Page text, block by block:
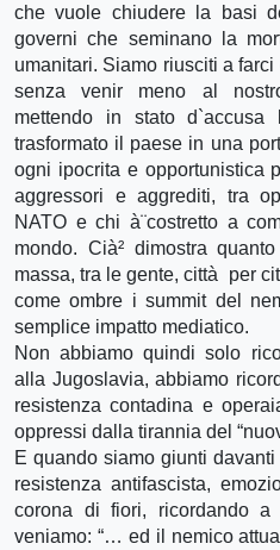
che vuole chiudere la basi
governi che seminano la
umanitari. Siamo riusciti a
senza venir meno al
mettendo in stato
trasformato il paese in una
ogni ipocrita e opportunistica
aggressori e aggrediti, tra
NATO e chi à¨costretto a
mondo. Cià² dimostra
massa, tra le gente, città per
come ombre i summit del
semplice impatto mediatico.
Non abbiamo quindi solo
alla Jugoslavia, abbiamo
resistenza contadina e
oppressi dalla tirannia del
E quando siamo giunti
resistenza antifascista,
corona di fiori, ricordando
veniamo: “… ed il nemico